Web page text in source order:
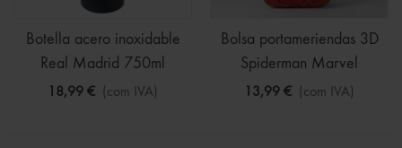
Botella acero inoxidable
Real Madrid 750ml
18,99 € (com IVA)
Bolsa portameriendas 3D
Spiderman Marvel
13,99 € (com IVA)